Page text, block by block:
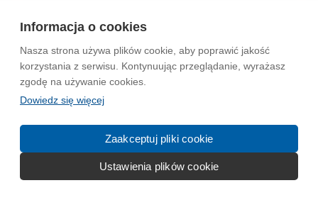
Informacja o cookies
Nasza strona używa plików cookie, aby poprawić jakość
korzystania z serwisu. Kontynuując przeglądanie, wyrażasz
zgodę na używanie cookies.
Dowiedz się więcej
Zaakceptuj pliki cookie
Ustawienia plików cookie